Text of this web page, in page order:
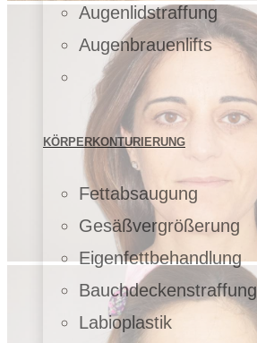
Augenlidstraffung
Augenbrauenlifts
KÖRPERKONTURIERUNG
Fettabsaugung
Gesäßvergrößerung
Eigenfettbehandlung
Bauchdeckenstraffung
Labioplastik